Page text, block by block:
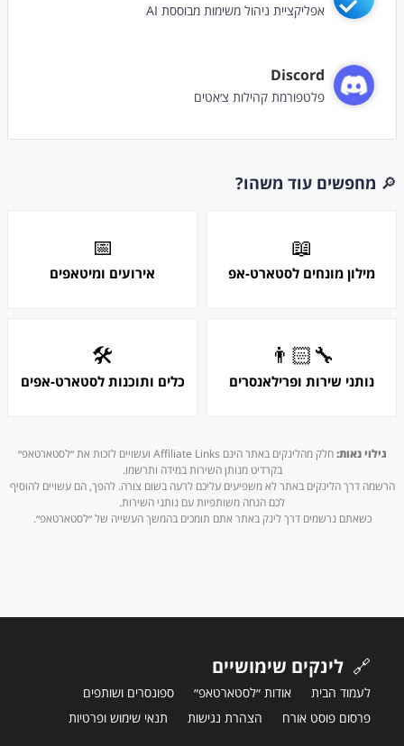
אפליקציית ניהול משימות מבוססת AI
Discord
פלטפורמת קהילות צ׳אטים
🔎 מחפשים עוד משהו?
📖
מילון מונחים לסטארט-אפ
📅
אירועים ומיטאפים
👨🏻‍🔧
נותני שירות ופרילאנסרים
🛠
כלים ותוכנות לסטארט-אפים
גילוי נאות:
חלק מהלינקים באתר הינם Affiliate Links ועשויים לזכות את ״לסטארטאפ״
בקרדיט מנותן השירות במידה ותרשמו.
הרשמה דרך הלינקים באתר לא משפיעים עליכם לרעה בשום צורה. להפך, הם עשויים להוסיף
לכם הנחה משותפיות עם נותני השירות.
כשאתם נרשמים דרך לינק באתר אתם תומכים בהמשך העשייה של ״לסטארטאפ״.
🔗 לינקים שימושיים
לעמוד הבית אודות ״לסטארטאפ״
ספונסרים ושותפים
פרסום פוסט אורח
הצהרת נגישות תנאי שימוש ופרטיות